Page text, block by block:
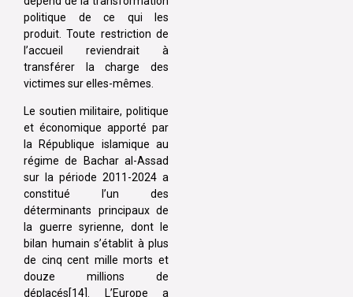
politique de ce qui les
produit. Toute restriction de
l’accueil reviendrait à
transférer la charge des
victimes sur elles-mêmes.
Le soutien militaire, politique
et économique apporté par
la République islamique au
régime de Bachar al-Assad
sur la période 2011-2024 a
constitué l’un des
déterminants principaux de
la guerre syrienne, dont le
bilan humain s’établit à plus
de cinq cent mille morts et
douze millions de
déplacés[14]. L’Europe a